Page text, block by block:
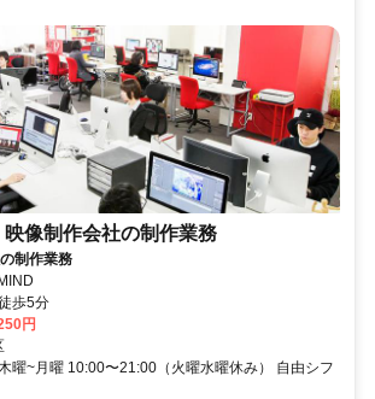
映像制作会社の制作業務
制作業務
駅徒歩5分
円
曜~月曜 10:00〜21:00（火曜水曜休み） 自由シフ